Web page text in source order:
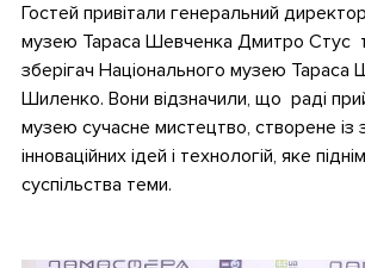
Гостей привітали генеральний
музею Тараса Шевченка Дмитро Стус
зберігач Національного музею Тараса
Шиленко. Вони відзначили, що раді
музею сучасне мистецтво, створене із
інноваційних ідей і технологій, яке
суспільства теми.